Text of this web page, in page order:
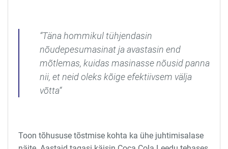
“Täna hommikul tühjendasin
nõudepesumasinat ja avastasin end
mõtlemas, kuidas masinasse nõusid panna
nii, et neid oleks kõige efektiivsem välja
võtta“
Toon tõhususe tõstmise kohta ka ühe juhtimisalase